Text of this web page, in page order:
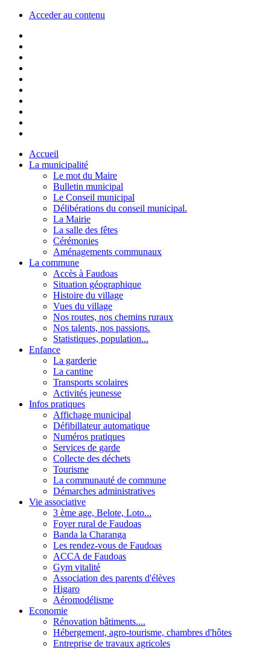
Acceder au contenu
Accueil
La municipalité
Le mot du Maire
Bulletin municipal
Le Conseil municipal
Délibérations du conseil municipal.
La Mairie
La salle des fêtes
Cérémonies
Aménagements communaux
La commune
Accès à Faudoas
Situation géographique
Histoire du village
Vues du village
Nos routes, nos chemins ruraux
Nos talents, nos passions.
Statistiques, population...
Enfance
La garderie
La cantine
Transports scolaires
Activités jeunesse
Infos pratiques
Affichage municipal
Défibillateur automatique
Numéros pratiques
Services de garde
Collecte des déchets
Tourisme
La communauté de commune
Démarches administratives
Vie associative
3 ème age, Belote, Loto...
Foyer rural de Faudoas
Banda la Charanga
Les rendez-vous de Faudoas
ACCA de Faudoas
Gym vitalité
Association des parents d'élèves
Higaro
Aéromodélisme
Economie
Rénovation bâtiments....
Hébergement, agro-tourisme, chambres d'hôtes
Entreprise de travaux agricoles